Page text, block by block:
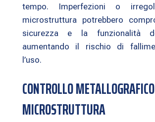
tempo. Imperfezioni o
microstruttura potrebbero
sicurezza e la funzionalità
aumentando il rischio di
l’uso.
CONTROLLO
MICROSTRUTTURA